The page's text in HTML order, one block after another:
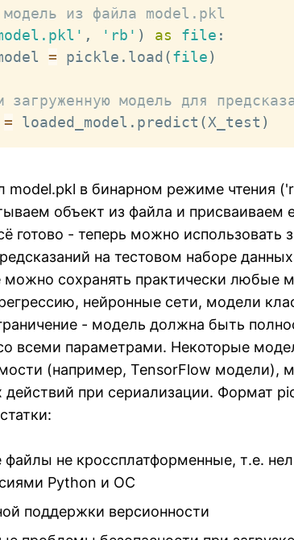
модель из файла model.pkl
, 'rb' ) as file :
= pickle . load(file)
загруженную модель для
= loaded_model . predict (X_test )
model.pkl в бинарном режиме чтения
объект из файла и присваиваем
готово - теперь можно использовать
на тестовом наборе
можно сохранять практически любые
нейронные сети, модели
- модель должна быть
всеми параметрами. Некоторые
(например, TensorFlow модели),
действий при сериализации. Формат
файлы не кроссплатформенные, т.е.
Python и ОС
поддержки версионности